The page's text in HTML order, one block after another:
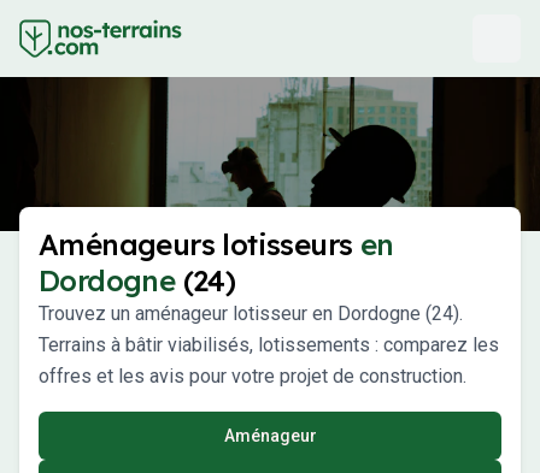
Aménageurs lotisseurs en
Dordogne(24)
Trouvez un aménageur lotisseur en Dordogne (24).
Terrains à bâtir viabilisés, lotissements : comparez les
offres et les avis pour votre projet de construction.
Aménageur